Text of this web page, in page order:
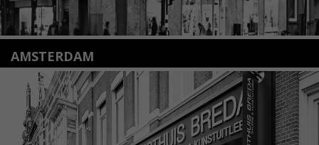
AMSTERDAM
Amstelveenseweg 135
1075 VX Amsterdam
+31 (0)20 2332546
info@kunsthuisamsterdam.nl